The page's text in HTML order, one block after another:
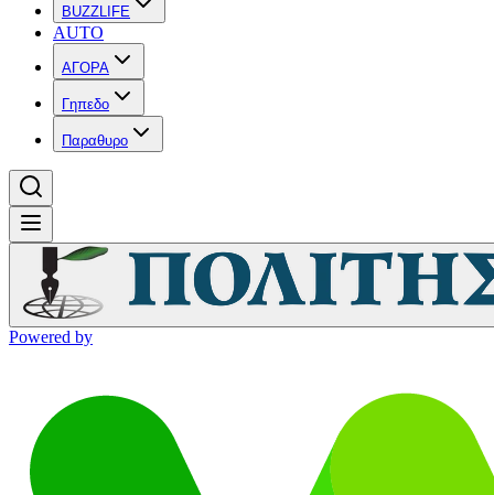
BUZZLIFE
AUTO
ΑΓΟΡΑ
Γηπεδο
Παραθυρο
Powered by